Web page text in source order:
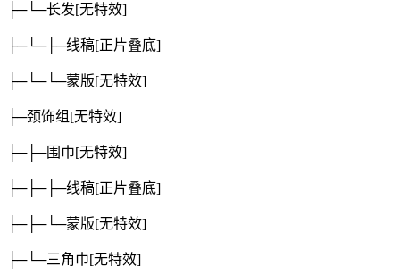
├─└─长发[无特效]
├─└─├─线稿[正片叠底]
├─└─└─蒙版[无特效]
├─颈饰组 [无特效]
├─├─围巾[无特效]
├─├─├─线稿[正片叠底]
├─├─└─蒙版[无特效]
├─└─三角巾[无特效]